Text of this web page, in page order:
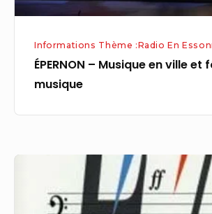
musique
Informations Thème :Radio En
ÉPERNON – Musique en ville et
musique